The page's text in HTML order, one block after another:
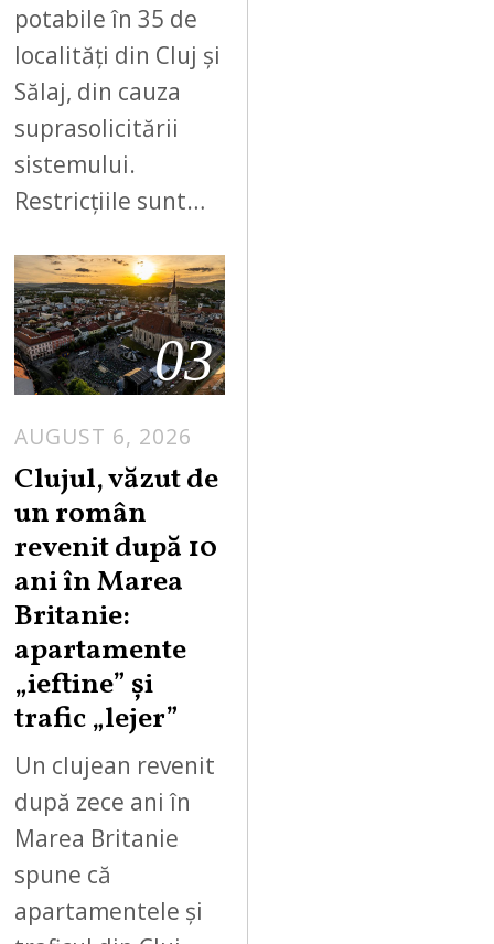
potabile în 35 de
localități din Cluj și
Sălaj, din cauza
suprasolicitării
sistemului.
Restricțiile sunt…
03
AUGUST 6, 2026
Clujul, văzut de
un român
revenit după 10
ani în Marea
Britanie:
apartamente
„ieftine” și
trafic „lejer”
Un clujean revenit
după zece ani în
Marea Britanie
spune că
apartamentele și